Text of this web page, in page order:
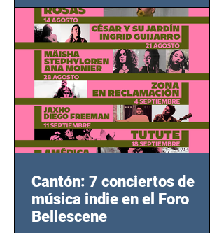
bélicos.
Cantón: 7 conciertos de
música indie en el Foro
Bellescene